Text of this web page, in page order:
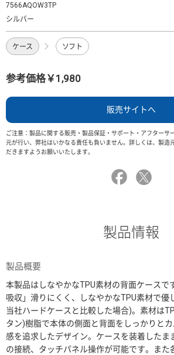
7566AQOW3TP
シルバー
ケース ソフト
参考価格￥1,980
販売サイトへ
ご注意：製品に関する販売・製品保証・サポート・アフターサ
元が行い、弊社はいかなる責任も負いません。詳しくは、製造
だきますようお願いいたします。
製品情報
製品概要
本製品はしなやかなTPU素材の背面ケースで
吸収」滑りにくく、しなやかなTPU素材で
当社ハードケースと比較した場合)。素材は
タン)樹脂で本体の側面と背面をしっかりと
感を追求したデザイン。ケースを装着したま
の接続、タッチパネル操作が可能です。また